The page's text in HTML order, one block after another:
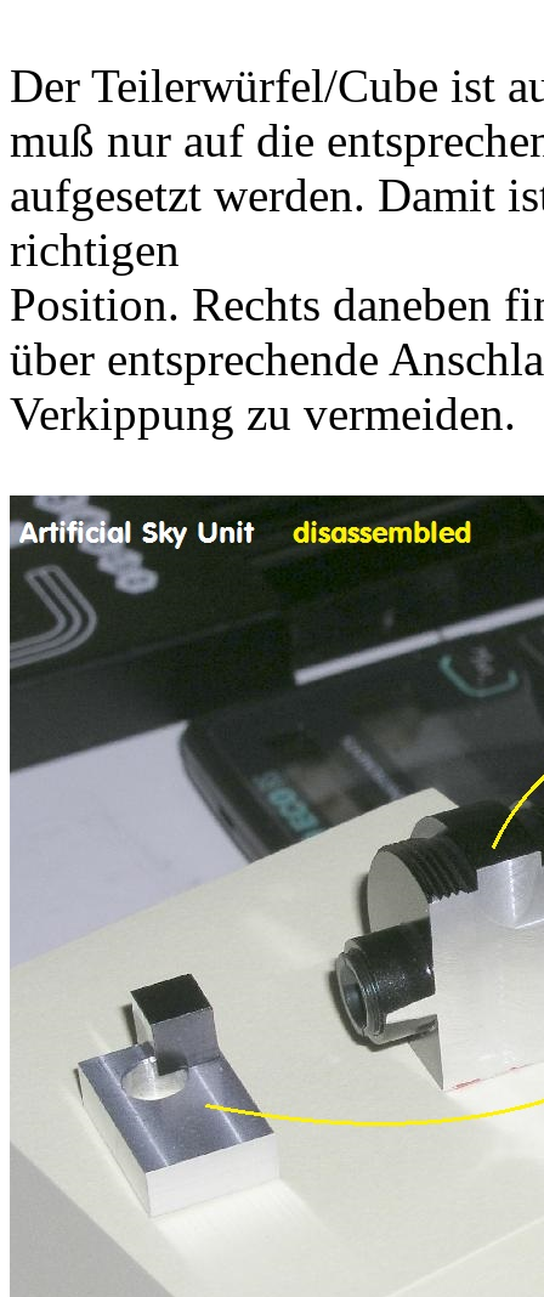
Der Teilerwürfel/Cube ist
muß nur auf die
aufgesetzt werden. Damit
richtigen
Position. Rechts daneben
über entsprechende
Verkippung zu vermeiden.